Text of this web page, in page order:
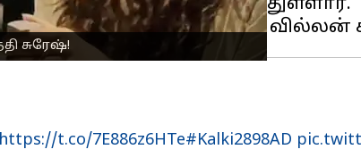
சுரேஷ்!
சென்டிமெண்டாக இணைந்துள்ளார்.
நடிக்கிறார்பிரபாஸ். வில்லன்
https://t.co/7E886z6HTe#Kalki2898AD